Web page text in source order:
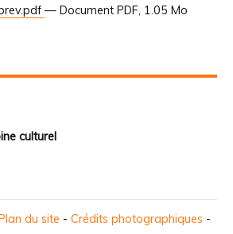
— Document PDF, 1.05 Mo
culturel
du site - Crédits photographiques -